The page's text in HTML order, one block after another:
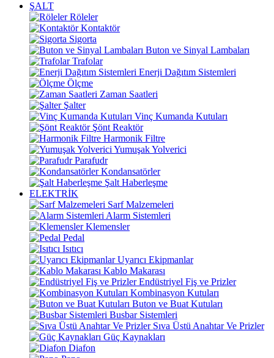
ŞALT
Röleler
Kontaktör
Sigorta
Buton ve Sinyal Lambaları
Trafolar
Enerji Dağıtım Sistemleri
Ölçme
Zaman Saatleri
Şalter
Vinç Kumanda Kutuları
Şönt Reaktör
Harmonik Filtre
Yumuşak Yolverici
Parafudr
Kondansatörler
Şalt Haberleşme
ELEKTRİK
Sarf Malzemeleri
Alarm Sistemleri
Klemensler
Pedal
Isıtıcı
Uyarıcı Ekipmanlar
Kablo Makarası
Endüstriyel Fiş ve Prizler
Kombinasyon Kutuları
Buton ve Buat Kutuları
Busbar Sistemleri
Sıva Üstü Anahtar Ve Prizler
Güç Kaynakları
Diafon